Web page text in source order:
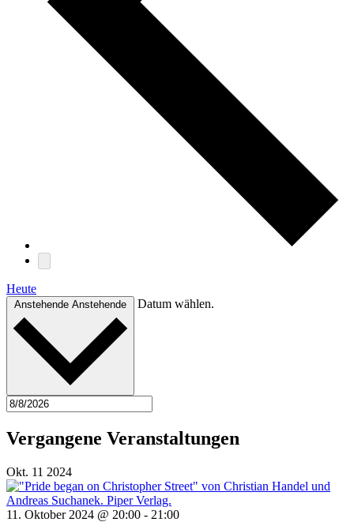
Heute
Anstehende Anstehende Datum wählen.
Vergangene Veranstaltungen
Okt. 11 2024
11. Oktober 2024 @ 20:00 - 21:00